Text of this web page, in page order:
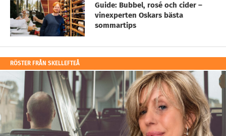
Guide: Bubbel, rosé och cider –
vinexperten Oskars bästa
sommartips
RÖSTER FRÅN SKELLEFTEÅ